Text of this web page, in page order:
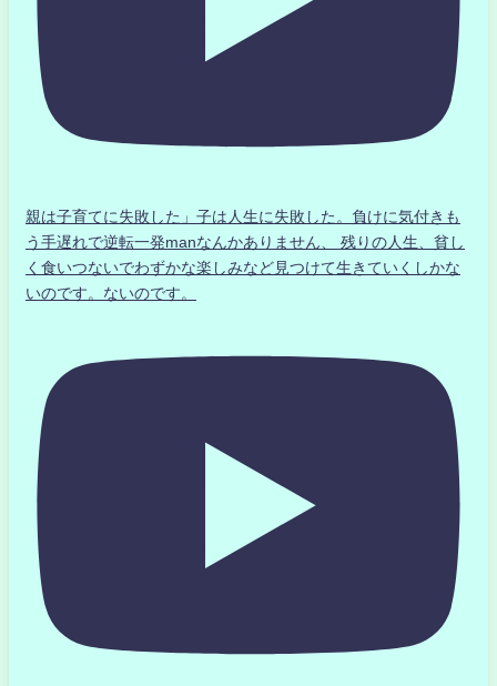
親は子育てに失敗した」子は人生に失敗した。負けに気付きも
う手遅れで逆転一発manなんかありません、 残りの人生、貧し
く食いつないでわずかな楽しみなど見つけて生きていくしかな
いのです。ないのです。